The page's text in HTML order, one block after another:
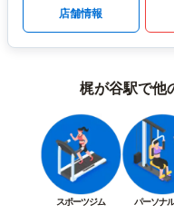
店舗情報
梶が谷駅で他
スポーツジム パーソナ